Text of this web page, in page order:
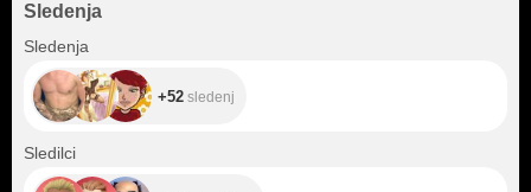
Sledenja
Sledenja
+52 sledenj
Sledilci